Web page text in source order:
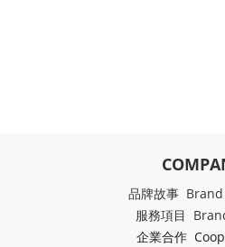
品牌故事
服務項目
企業合作